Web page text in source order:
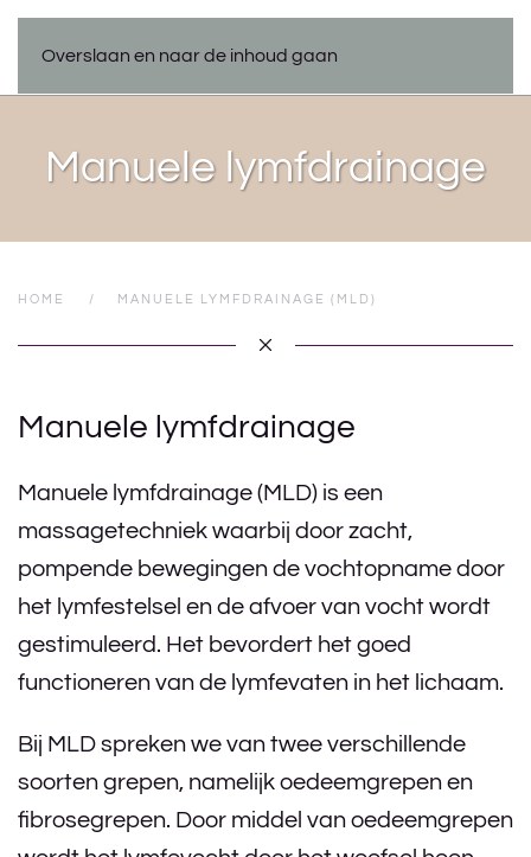
Overslaan en naar de inhoud gaan
Manuele lymfdrainage
HOME MANUELE LYMFDRAINAGE (MLD)
Manuele lymfdrainage
Manuele lymfdrainage (MLD) is een
massagetechniek waarbij door zacht,
pompende bewegingen de vochtopname door
het lymfestelsel en de afvoer van vocht wordt
gestimuleerd. Het bevordert het goed
functioneren van de lymfevaten in het lichaam.
Bij MLD spreken we van twee verschillende
soorten grepen, namelijk oedeemgrepen en
fibrosegrepen. Door middel van oedeemgrepen